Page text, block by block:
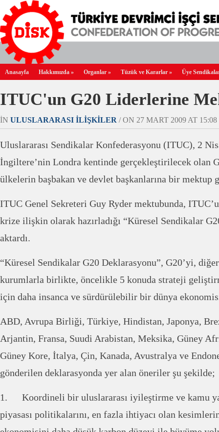
Anasayfa Hakkımızda » Organlar » Tüzük ve Kararlar » Üye
ITUC'un G20 Liderlerine
IN ULUSLARARASI İLIŞKILER / ON 27 MART 2009 AT 15:08
Uluslararası Sendikalar Konfederasyonu (ITUC), 2
İngiltere’nin Londra kentinde gerçekleştirilecek olan
ülkelerin başbakan ve devlet başkanlarına bir mektup
ITUC Genel Sekreteri Guy Ryder mektubunda,
krize ilişkin olarak hazırladığı “Küresel Sendikalar
aktardı.
“Küresel Sendikalar G20 Deklarasyonu”, G20’yi,
kurumlarla birlikte, öncelikle 5 konuda strateji
için daha insanca ve sürdürülebilir bir dünya
ABD, Avrupa Birliği, Türkiye, Hindistan, Japonya,
Arjantin, Fransa, Suudi Arabistan, Meksika, Güney
Güney Kore, İtalya, Çin, Kanada, Avustralya ve
gönderilen deklarasyonda yer alan öneriler şu şekilde;
1. Koordineli bir uluslararası iyileştirme ve kamu
piyasası politikalarını, en fazla ihtiyacı olan